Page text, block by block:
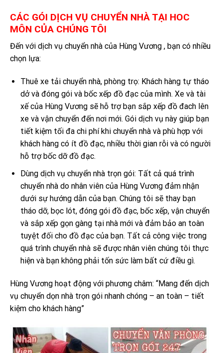
CÁC GÓI DỊCH VỤ CHUYỂN NHÀ TẠI HOC
MÔN CỦA CHÚNG TÔI
Đến với dịch vụ chuyển nhà của Hùng Vương , bạn có nhiều
chọn lựa:
Thuê xe tải chuyển nhà, phòng trọ: Khách hàng tự tháo
dở và đóng gói và bốc xếp đồ đạc của mình. Xe và tài
xế của Hùng Vương sẽ hỗ trợ bạn sắp xếp đồ đach lên
xe và vận chuyển đến nơi mới. Gói dịch vụ này giúp bạn
tiết kiệm tối đa chi phí khi chuyển nhà và phù hợp với
khách hàng có ít đồ đạc, nhiều thời gian rỗi và có người
hỗ trợ bốc dỡ đồ đạc.
Dùng dịch vụ chuyển nhà trọn gói: Tất cả quá trình
chuyển nhà do nhân viên của Hùng Vương đảm nhận
dưới sự hướng dẫn của bạn. Chúng tôi sẽ thay bạn
tháo dỡ, bọc lót, đóng gói đồ đạc, bốc xếp, vận chuyển
và sắp xếp gọn gàng tại nhà mới và đảm bảo an toàn
tuyệt đối cho đồ đạc của bạn. Tất cả công việc trong
quá trình chuyển nhà sẽ được nhân viên chúng tôi thực
hiện và bạn không phải tốn sức làm bất cứ điều gì.
Hùng Vương hoạt động với phương châm: “Mang đến dịch
vụ chuyển dọn nhà trọn gói nhanh chóng – an toàn – tiết
kiệm cho khách hàng”